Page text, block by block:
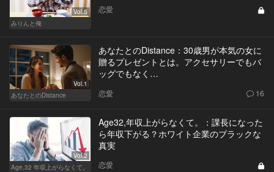
Vol.5
みりんと俺
恋愛
Vol.1
あなたとのDistance
あなたとのDistance：30歳男が本気の女に
贈るプレゼントとは。アクセサリーでもバ
ッグでもなく…
恋愛 16
Vol.2
Age,32 年収上がらなくて。
Age32,年収上がらなくて。：課長になった
ら年収下がる？ホワイト企業のブラックな
真実
恋愛